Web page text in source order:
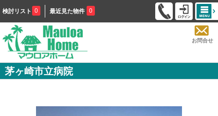
検討リスト 0 最近見た物件 0
お問合せ
茅ヶ崎市立病院